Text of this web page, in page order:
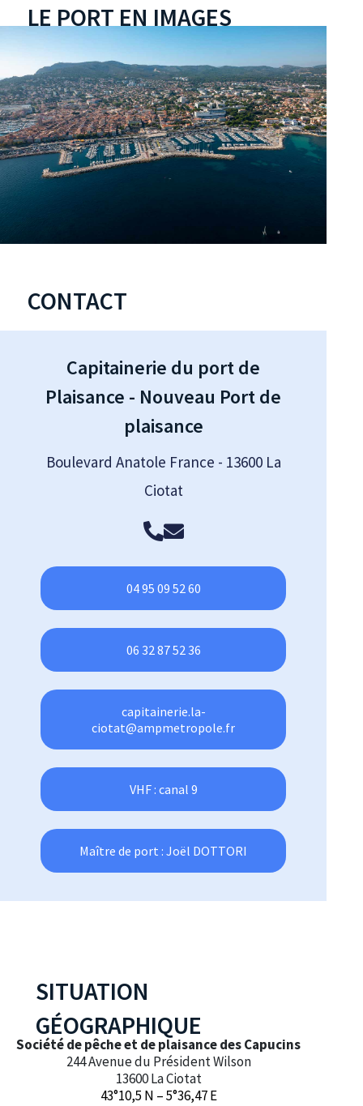
LE PORT EN IMAGES
CONTACT
Capitainerie du port de
Plaisance - Nouveau Port de
plaisance
Boulevard Anatole France - 13600 La
Ciotat
04 95 09 52 60
06 32 87 52 36
capitainerie.la-
ciotat@ampmetropole.fr
VHF : canal 9
Maître de port : Joël DOTTORI
SITUATION
GÉOGRAPHIQUE
Société de pêche et de plaisance des Capucins
244 Avenue du Président Wilson
13600 La Ciotat
43°10,5 N – 5°36,47 E